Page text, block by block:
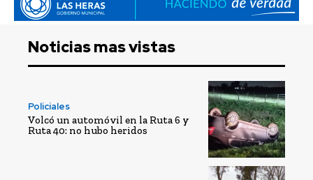
Noticias mas vistas
Policiales
Volcó un automóvil en la Ruta 6 y
Ruta 40: no hubo heridos